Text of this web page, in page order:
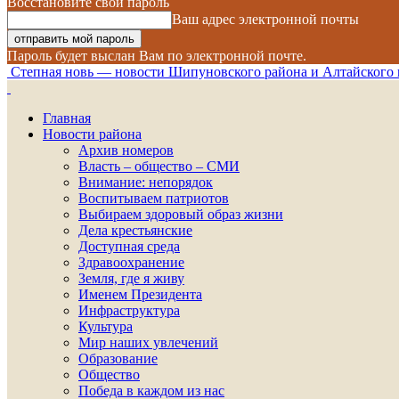
Ваш адрес электронной почты
Пароль будет выслан Вам по электронной почте.
Степная новь — новости Шипуновского района и Алтайского
Главная
Новости района
Архив номеров
Власть – общество – СМИ
Внимание: непорядок
Воспитываем патриотов
Выбираем здоровый образ жизни
Дела крестьянские
Доступная среда
Здравоохранение
Земля, где я живу
Именем Президента
Инфраструктура
Культура
Мир наших увлечений
Образование
Общество
Победа в каждом из нас